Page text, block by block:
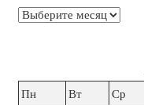
Архивы
Пн
Вт Ср